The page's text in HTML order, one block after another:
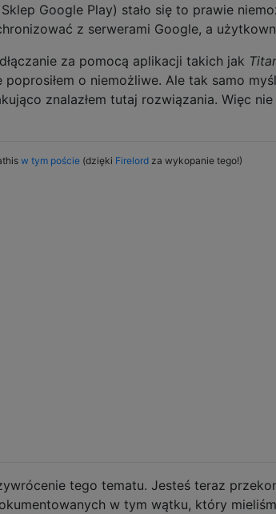
Google Play) stało się to prawie
z serwerami Google, a
za pomocą aplikacji takich jak
poprosiłem o niemożliwe. Ale tak samo
znalazłem tutaj rozwiązania. Więc
w tym poście (dzięki Firelord za wykopanie tego!)
tego tematu. Jesteś teraz
w tym wątku, który